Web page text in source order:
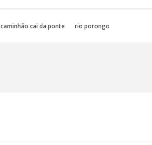
caminhão cai da ponte rio porongo